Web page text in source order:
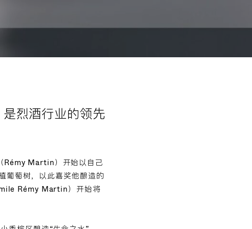
烈酒行业的领先
Rémy Martin）开始以自己
葡萄树，以此嘉奖他酿造的
Rémy Martin）开始将